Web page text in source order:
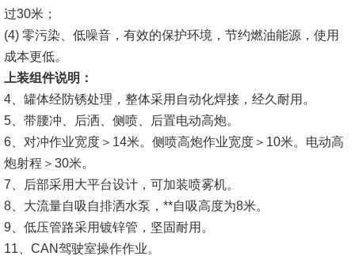
过30米；
(4) 零污染、低噪音，有效的保护环境，节约燃油能源，使用
成本更低。
上装组件说明：
4、罐体经防锈处理，整体采用自动化焊接，经久耐用。
5、带腰冲、后洒、侧喷、后置电动高炮。
6、对冲作业宽度＞14米。侧喷高炮作业宽度＞10米。电动高
炮射程＞30米。
7、后部采用大平台设计，可加装喷雾机。
8、大流量自吸自排洒水泵，**自吸高度为8米。
9、低压管路采用镀锌管，坚固耐用。
11、CAN驾驶室操作作业。